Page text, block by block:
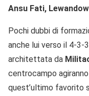
Ansu Fati,
Pochi dubbi di
anche lui verso il 4-3-
architettata da
centrocampo agiranno
quest’ultimo favorito